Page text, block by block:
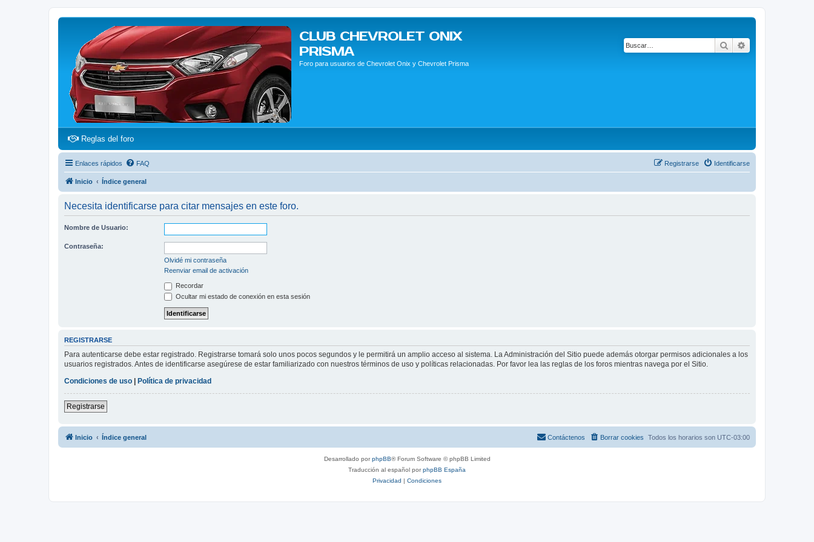
CLUB CHEVROLET ONIX
PRISMA
Foro para usuarios de Chevrolet Onix y Chevrolet Prisma
Buscar
Reglas del foro(Opens a new tab)
Enlaces rápidos FAQ Identificarse
Registrarse
Inicio Índice general
Necesita identificarse para citar mensajes en este foro.
Nombre de Usuario:
Contraseña:
Olvidé mi contraseña
Reenviar email de activación
Recordar
Ocultar mi estado de conexión en esta sesión
REGISTRARSE
Para autenticarse debe estar registrado. Registrarse tomará solo unos pocos segundos y le permitirá un amplio acceso al sistema. La Administración del Sitio puede además otorgar permisos adicionales a los
usuarios registrados. Antes de identificarse asegúrese de estar familiarizado con nuestros términos de uso y políticas relacionadas. Por favor lea las reglas de los foros mientras navega por el Sitio.
Condiciones de uso | Política de privacidad
Registrarse
Inicio Índice general Todos los horarios son UTC-03:00
Borrar cookies
Contáctenos
Desarrollado porphpBB® Forum Software © phpBB Limited
Traducción al español porphpBB España
Privacidad | Condiciones